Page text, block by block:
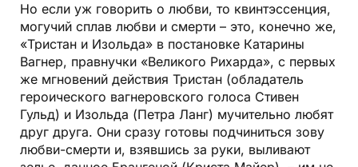
Но если уж говорить о любви, то квинтэссенция,
могучий сплав любви и смерти – это, конечно же,
«Тристан и Изольда» в постановке Катарины
Вагнер, правнучки «Великого Рихарда», с первых
же мгновений действия Тристан (обладатель
героического вагнеровского голоса Стивен
Гульд) и Изольда (Петра Ланг) мучительно любят
друг друга. Они сразу готовы подчиниться зову
любви-смерти и, взявшись за руки, выливают